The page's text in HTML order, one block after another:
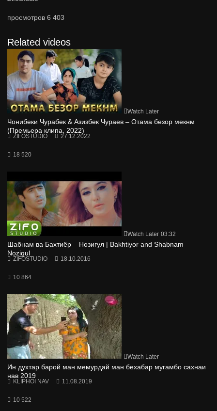
просмотров 6 403
Related videos
Watch Later
Чонибеки Чурабек & Азизбек Чураев – Отама безор мекнм
(Премьера клипа, 2022)
ZIFOSTUDIO 27.12.2022
18 520
Watch Later 03:32
Шабнам ва Бахтиёр – Нозигул | Bakhtiyor and Shabnam –
Nozigul
ZIFOSTUDIO 18.10.2016
10 864
Watch Later
Ин духтар барой ман мемурдай ман бехабар мугамбо сахнаи
нав 2019
KLIPHOI NAV 11.08.2019
10 522